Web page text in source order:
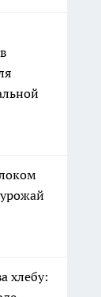
хлебу: